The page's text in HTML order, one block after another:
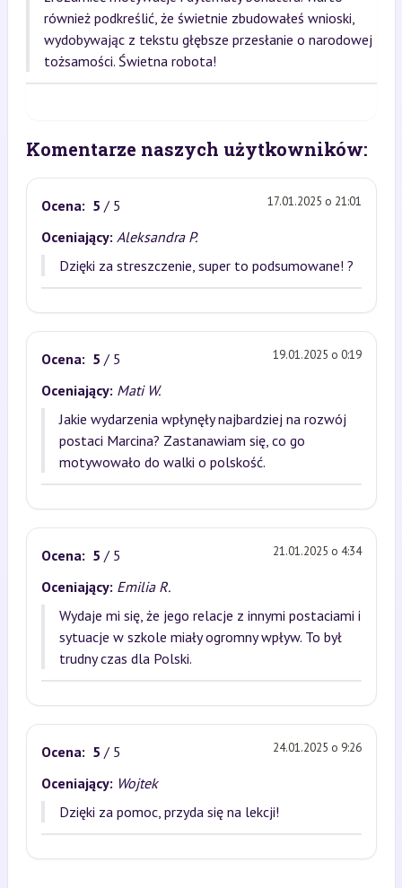
również podkreślić, że świetnie zbudowałeś wnioski,
wydobywając z tekstu głębsze przesłanie o narodowej
tożsamości. Świetna robota!
Komentarze naszych użytkowników:
Ocena: 5 / 5 17.01.2025 o 21:01
Oceniający: Aleksandra P.
Dzięki za streszczenie, super to podsumowane! ?
Ocena: 5 / 5 19.01.2025 o 0:19
Oceniający: Mati W.
Jakie wydarzenia wpłynęły najbardziej na rozwój
postaci Marcina? Zastanawiam się, co go
motywowało do walki o polskość.
Ocena: 5 / 5 21.01.2025 o 4:34
Oceniający: Emilia R.
Wydaje mi się, że jego relacje z innymi postaciami i
sytuacje w szkole miały ogromny wpływ. To był
trudny czas dla Polski.
Ocena: 5 / 5 24.01.2025 o 9:26
Oceniający: Wojtek
Dzięki za pomoc, przyda się na lekcji!